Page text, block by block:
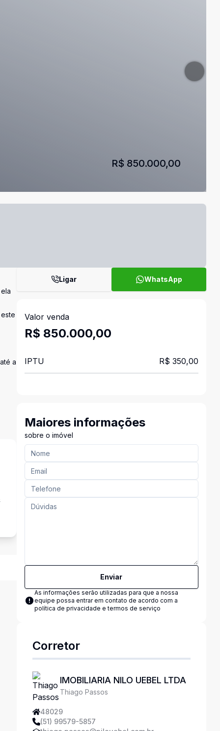
R$ 850.000,00
a
Ligar WhatsApp
Valor venda
R$ 850.000,00
IPTU R$ 350,00
Maiores informações
sobre o imóvel
Enviar
As informações serão utilizadas para que a nossa
equipe possa entrar em contato de acordo com a
política de privacidade e termos de serviço
Corretor
IMOBILIARIA NILO UEBEL LTDA
Thiago Passos
48029
(51) 99579-5857